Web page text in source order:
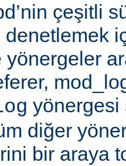
çeşitli
yönergesi
diğer
bir araya